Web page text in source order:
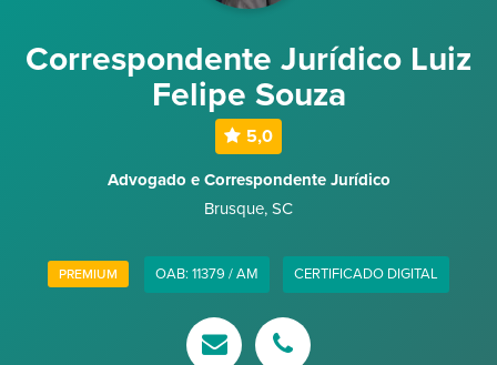
Correspondente Jurídico Luiz
Felipe Souza
5,0
Advogado e Correspondente Jurídico
Brusque, SC
PREMIUM OAB: 11379 / AM CERTIFICADO DIGITAL